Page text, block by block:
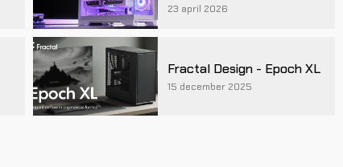
23 april 2026
Fractal Design - Epoch XL
15 december 2025